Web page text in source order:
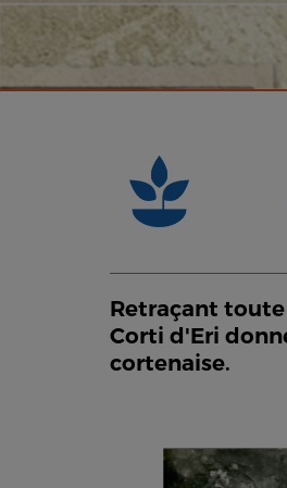
Retraçant toute
Corti d'Eri
cortenaise.